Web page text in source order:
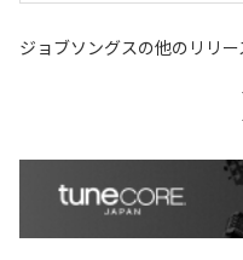
ジョブソングスの他のリリー